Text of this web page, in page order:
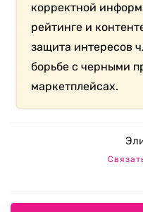
корректной
рейтинге и
защита интересов
борьбе с черными
маркетплейсах.